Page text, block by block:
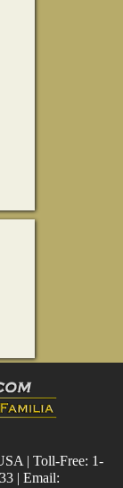
| Toll-Free: 1-
| Email: